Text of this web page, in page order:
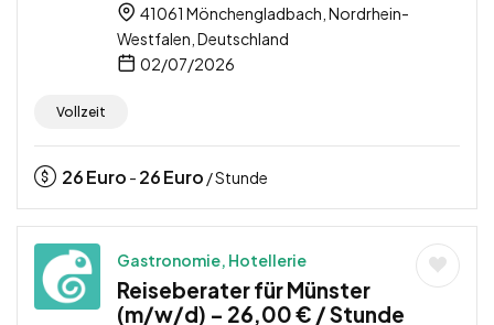
41061 Mönchengladbach, Nordrhein-
Westfalen, Deutschland
02/07/2026
Vollzeit
26Euro - 26Euro / Stunde
Gastronomie, Hotellerie
Reiseberater für Münster
(m/w/d) – 26,00 € / Stunde